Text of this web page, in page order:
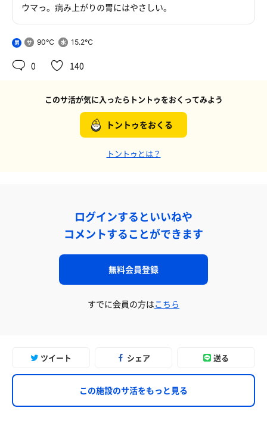
ウマっ。病み上がりの胃にはやさしい。
男 90℃ 15.2℃
0 140
このサ活が気に入ったらトントゥをおくってみよう
トントゥをおくる
トントゥとは？
ログインするといいねや
コメントすることができます
無料会員登録
すでに会員の方はこちら
ツイート シェア 送る
この施設のサ活をもっと見る